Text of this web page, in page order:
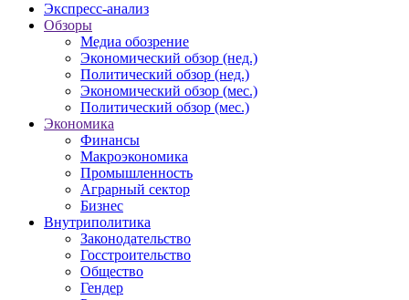
Экспресс-анализ
Обзоры
Медиа обозрение
Экономический обзор (нед.)
Политический обзор (нед.)
Экономический обзор (мес.)
Политический обзор (мес.)
Экономика
Финансы
Макроэкономика
Промышленность
Аграрный сектор
Бизнес
Внутриполитика
Законодательство
Госстроительство
Общество
Гендер